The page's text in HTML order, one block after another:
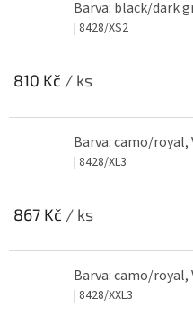
Barva: black/dark
| 8428/XS2
810 Kč / ks
Barva: camo/royal,
| 8428/XL3
867 Kč / ks
Barva: camo/royal,
| 8428/XXL3